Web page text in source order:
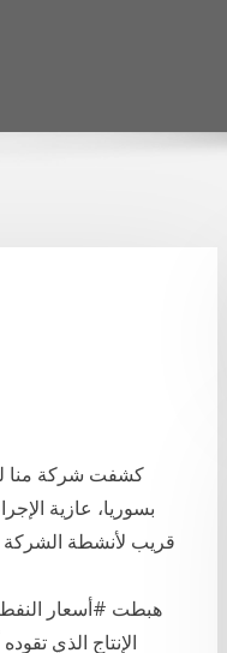
بسوريا، عازية
هبطت #أسعار النفط
الإنتاج الذي